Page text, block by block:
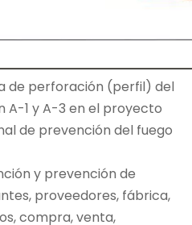
de perforación (perfil) del
1 y A-3 en el proyecto
de prevención del fuego
y prevención de
proveedores, fábrica,
compra, venta,